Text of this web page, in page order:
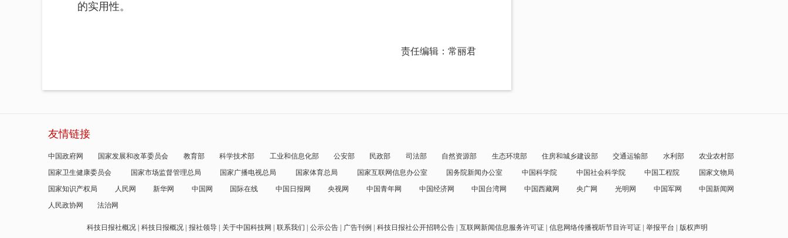
的实用性。
责任编辑：常丽君
友情链接
中国政府网 国家发展和改革委员会 教育部 科学技术部 工业和信息化部 公安部 民政部 司法部 自然资源部 生态环境部 住房和城乡建设部 交通运输部 水利部
农业农村部
国家卫生健康委员会
国家市场监督管理总局 国家广播电视总局 国家体育总局 国家互联网信息办公室 国务院新闻办公室 中国科学院 中国社会科学院 中国工程院
国家文物局
国家知识产权局
人民网 新华网 中国网 国际在线 中国日报网 央视网 中国青年网 中国经济网 中国台湾网 中国西藏网 央广网 光明网 中国军网
中国新闻网
人民政协网
法治网
科技日报社概况 科技日报概况 报社领导 关于中国科技网 联系我们 公示公告 广告刊例 科技日报社公开招聘公告 互联网新闻信息服务许可证 信息网络传播视听节目许可证 举报平台 版权声明